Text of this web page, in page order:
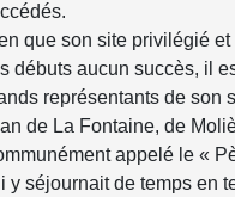
que son site privilégié
débuts aucun succès, il
représentants de son
de La Fontaine, de
appelé le «
y séjournait de temps en